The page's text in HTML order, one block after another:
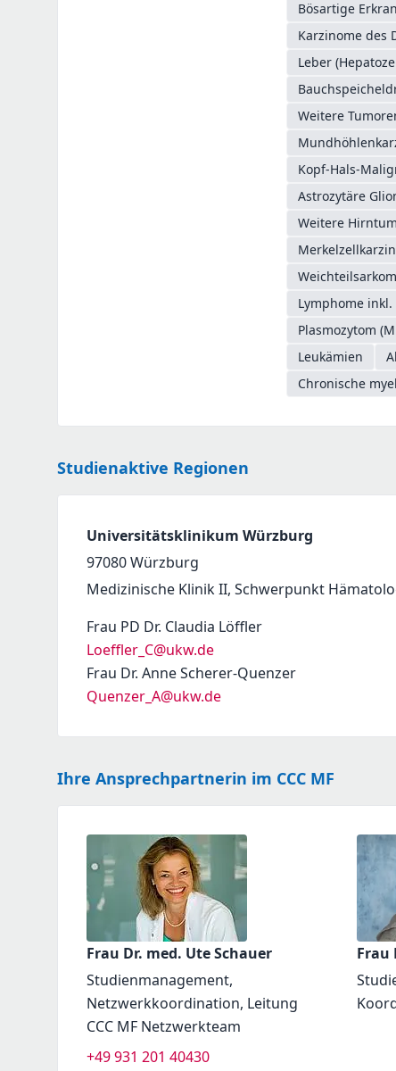
Bösartige
Karzinome des
Leber
Weitere
Kopf-Hals-
Astrozytäre
Weitere
Lymphome
Plasmozytom
Leukämien
Chronische
Studienaktive Regionen
Universitätsklinikum Würzburg
97080Würzburg
Medizinische Klinik II, Schwerpunkt
Frau PD Dr. Claudia Löffler
Loeffler_C@ukw.de
Frau Dr. Anne Scherer-Quenzer
Quenzer_A@ukw.de
Ihre Ansprechpartnerin im CCC MF
Frau Dr. med. Ute Schauer
Studienmanagement,
Netzwerkkoordination, Leitung
CCC MF Netzwerkteam
+49 931 201 40430
Frau